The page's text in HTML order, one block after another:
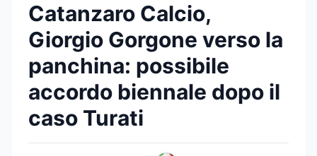
Catanzaro Calcio,
Giorgio Gorgone verso la
panchina: possibile
accordo biennale dopo il
caso Turati